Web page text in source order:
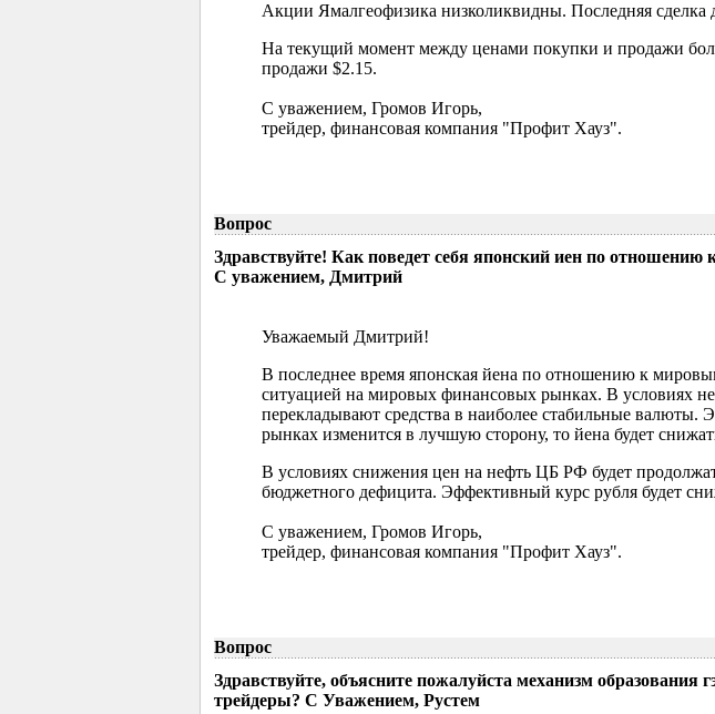
Акции Ямалгеофизика низколиквидны. Последняя сделка
На текущий момент между ценами покупки и продажи
продажи $2.15.
С уважением, Громов Игорь,
трейдер, финансовая компания "Профит Хауз".
Вопрос
Здравствуйте! Как поведет себя японский иен по
С уважением, Дмитрий
Уважаемый Дмитрий!
В последнее время японская йена по отношению к
ситуацией на мировых финансовых рынках. В условиях
перекладывают средства в наиболее стабильные валюты.
рынках изменится в лучшую сторону, то йена будет
В условиях снижения цен на нефть ЦБ РФ будет
бюджетного дефицита. Эффективный курс рубля будет
С уважением, Громов Игорь,
трейдер, финансовая компания "Профит Хауз".
Вопрос
Здравствуйте, объясните пожалуйста механизм образования
трейдеры? С Уважением, Рустем